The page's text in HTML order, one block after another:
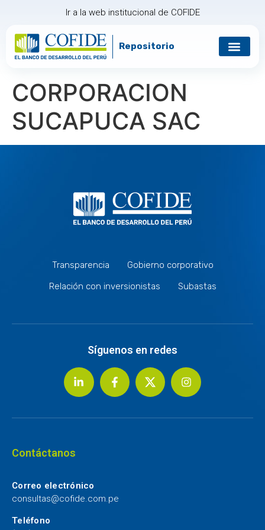
Ir a la web institucional de COFIDE
Repositorio
CORPORACION
SUCAPUCA SAC
Transparencia
Gobierno corporativo
Relación con inversionistas
Subastas
Síguenos en redes
Contáctanos
Correo electrónico
consultas@cofide.com.pe
Teléfono